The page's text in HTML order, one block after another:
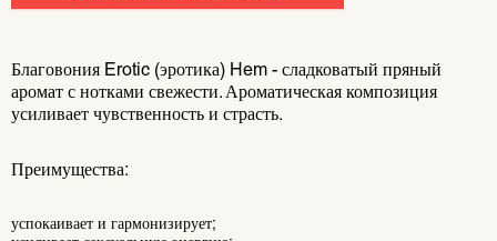
Благовония Erotic (эротика) Hem - сладковатый пряный
аромат с нотками свежести. Ароматическая композиция
усиливает чувственность и страсть.
Преимущества:
успокаивает и гармонизирует;